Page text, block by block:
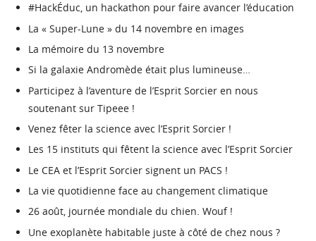
#HackÉduc, un hackathon pour faire avancer l’éducation
La « Super-Lune » du 14 novembre en images
La mémoire du 13 novembre
Si la galaxie Andromède était plus lumineuse…
Participez à l’aventure de l’Esprit Sorcier en nous
soutenant sur Tipeee !
Venez fêter la science avec l’Esprit Sorcier !
Les 15 instituts qui fêtent la science avec l’Esprit Sorcier
Le CEA et l’Esprit Sorcier signent un PACS !
La vie quotidienne face au changement climatique
26 août, journée mondiale du chien. Wouf !
Une exoplanète habitable juste à côté de chez nous ?